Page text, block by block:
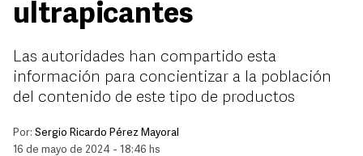
ultrapicantes
Las autoridades han compartido esta
información para concientizar a la población
del contenido de este tipo de productos
Por: Sergio Ricardo Pérez Mayoral
16 de mayo de 2024 - 18:46 hs